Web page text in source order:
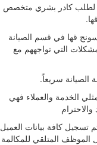
لطلب كادر بشري متخصص
قها في قسم الصيانة
التي تواجههم مع
الصيانة سريعاً.
الخدمة والعملاء فهي
تسجيل كافة بيانات العميل
المتلقي للمكالمة